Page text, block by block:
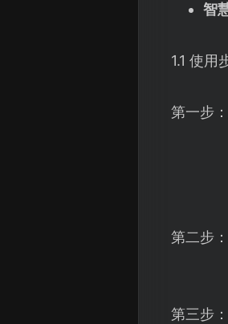
智
1.1 使用
第一步
第二步
第三步